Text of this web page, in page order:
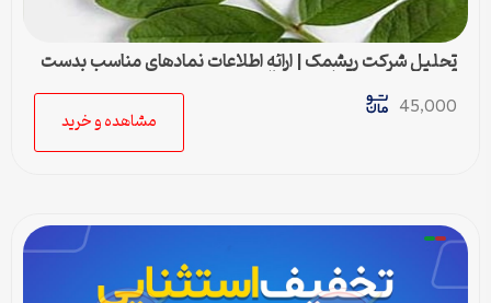
تحلیل شرکت ریشمک | ارائه اطلاعات نمادهای مناسب بدست
آمده با رویکرد تحیلی تکنیکال
45,000
مشاهده و خرید